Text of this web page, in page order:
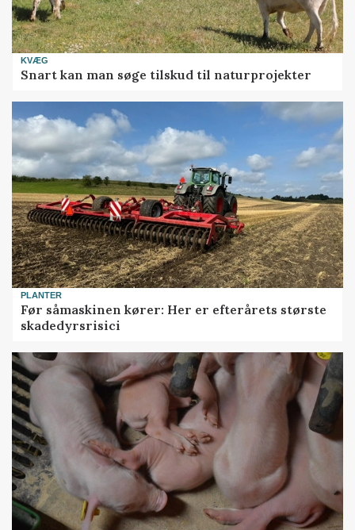
KVÆG
Snart kan man søge tilskud til naturprojekter
PLANTER
Før såmaskinen kører: Her er efterårets største
skadedyrsrisici